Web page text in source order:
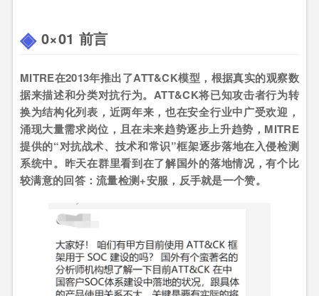
0×01 前言
MITRE在2013年推出了ATT&CK模型，根据真实的观察数
据来描述和分类对抗行为。ATT&CK将已知攻击者行为转
换为结构化列表，近两年来，也在安全行业中广受欢迎，
涌现大量需求岗位，且在未来趋势逐步上升趋势，MITRE
提供的“对抗战术、技术和常识”框架逐步落地在入侵检测
系统中。昨天在群里看到在了解国外的落地情况，有个比
较满意的回答：流量检测+安服，反手就是一个赞。